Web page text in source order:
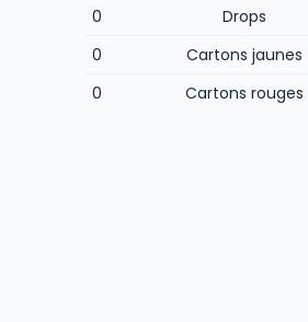
0
Drops
0
Cartons jaunes
0
Cartons rouges